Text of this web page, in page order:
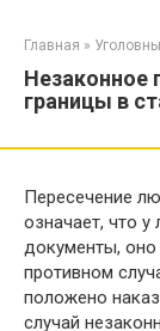
Главная »
Незаконное
границы в
Пересечение
означает, что
документы,
противном
положено
случай